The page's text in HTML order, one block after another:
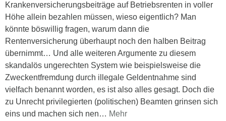
Krankenversicherungsbeiträge auf Betriebsrenten in voller
Höhe allein bezahlen müssen, wieso eigentlich? Man
könnte böswillig fragen, warum dann die
Rentenversicherung überhaupt noch den halben Beitrag
übernimmt… Und alle weiteren Argumente zu diesem
skandalös ungerechten System wie beispielsweise die
Zweckentfremdung durch illegale Geldentnahme sind
vielfach benannt worden, es ist also alles gesagt. Doch die
zu Unrecht privilegierten (politischen) Beamten grinsen sich
eins und machen sich nen… Mehr